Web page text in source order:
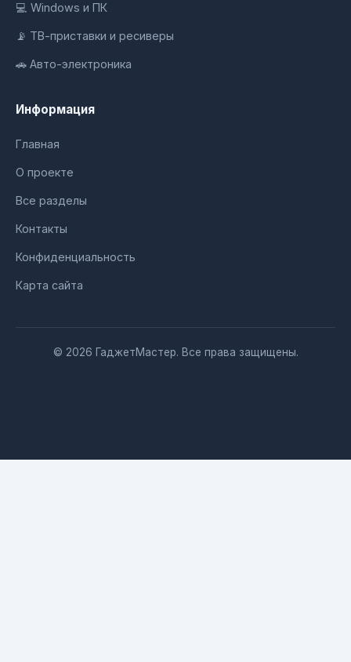
💻 Windows и ПК
📡 ТВ-приставки и ресиверы
🚗 Авто-электроника
Информация
Главная
О проекте
Все разделы
Контакты
Конфиденциальность
Карта сайта
© 2026 ГаджетМастер. Все права защищены.